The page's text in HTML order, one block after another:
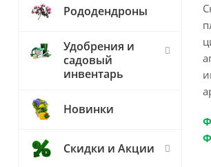
Рододендроны
Удобрения и
садовый
инвентарь
Новинки
Скидки и Акции